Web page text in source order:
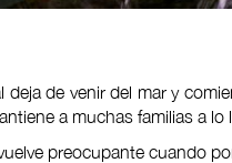
deja de venir del mar y
a muchas familias a
preocupante cuando